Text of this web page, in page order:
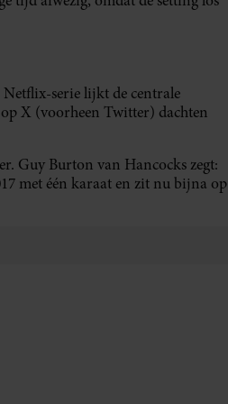
serie lijkt de centrale
op X (voorheen Twitter) dachten
Guy Burton van Hancocks zegt:
met één karaat en zit nu bijna op